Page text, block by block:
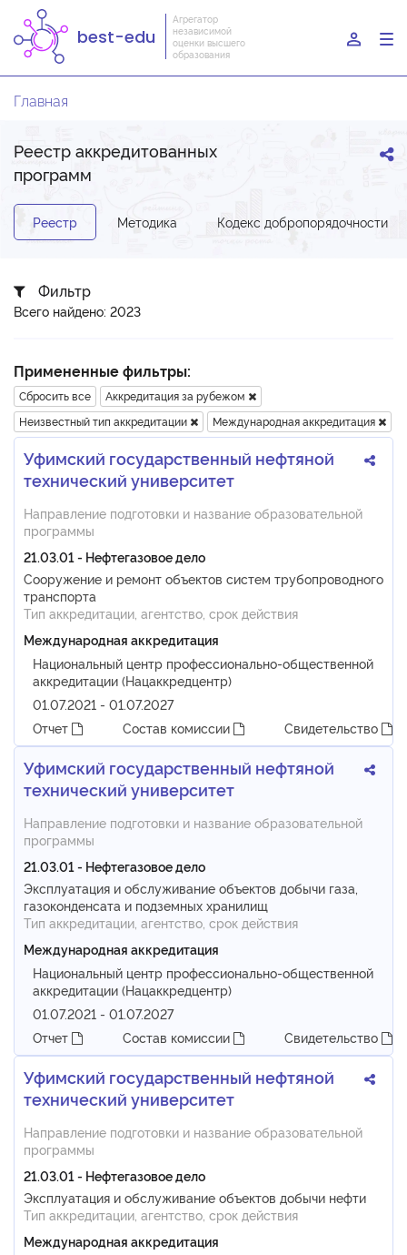
best-edu
Агрегатор
независимой
оценки высшего
образования
Главная
Реестр аккредитованных
программ
Реестр Методика Кодекс добропорядочности
Фильтр
Всего найдено: 2023
Примененные фильтры:
Сбросить все
Аккредитация за рубежом
Неизвестный тип аккредитации
Международная аккредитация
Уфимский государственный нефтяной
технический университет
Направление подготовки и название образовательной
программы
21.03.01 - Нефтегазовое дело
Сооружение и ремонт объектов систем трубопроводного
транспорта
Тип аккредитации, агентство, срок действия
Международная аккредитация
Национальный центр профессионально-общественной
аккредитации (Нацаккредцентр)
01.07.2021 - 01.07.2027
Отчет
Состав комиссии Свидетельство
Уфимский государственный нефтяной
технический университет
Направление подготовки и название образовательной
программы
21.03.01 - Нефтегазовое дело
Эксплуатация и обслуживание объектов добычи газа,
газоконденсата и подземных хранилищ
Тип аккредитации, агентство, срок действия
Международная аккредитация
Национальный центр профессионально-общественной
аккредитации (Нацаккредцентр)
01.07.2021 - 01.07.2027
Отчет
Состав комиссии Свидетельство
Уфимский государственный нефтяной
технический университет
Направление подготовки и название образовательной
программы
21.03.01 - Нефтегазовое дело
Эксплуатация и обслуживание объектов добычи нефти
Тип аккредитации, агентство, срок действия
Международная аккредитация